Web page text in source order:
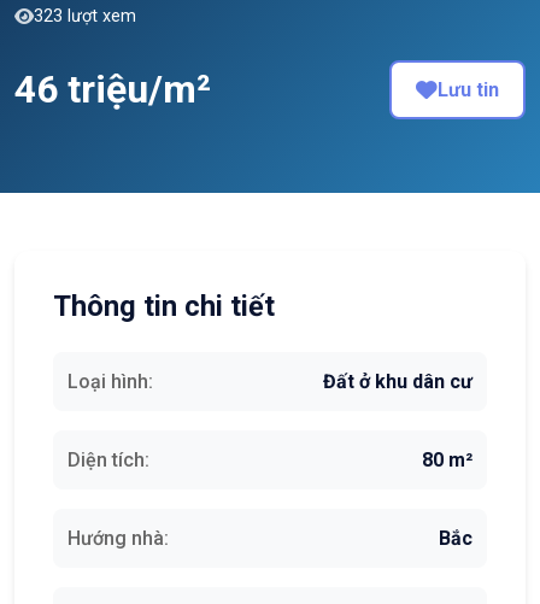
323 lượt xem
46 triệu/m² Lưu tin
Thông tin chi tiết
Loại hình: Đất ở khu dân cư
Diện tích: 80 m²
Hướng nhà: Bắc